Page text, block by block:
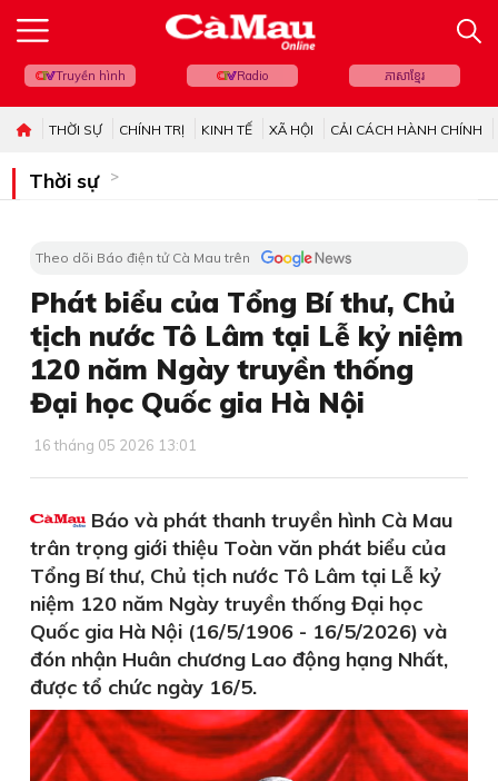
Truyền hình Radio ភាសាខ្មែរ
THỜI SỰ CHÍNH TRỊ KINH TẾ XÃ HỘI CẢI CÁCH HÀNH CHÍNH
Thời sự
Theo dõi Báo điện tử Cà Mau trên
Phát biểu của Tổng Bí thư, Chủ
tịch nước Tô Lâm tại Lễ kỷ niệm
120 năm Ngày truyền thống
Đại học Quốc gia Hà Nội
16 tháng 05 2026 13:01
Báo và phát thanh truyền hình Cà Mau
trân trọng giới thiệu Toàn văn phát biểu của
Tổng Bí thư, Chủ tịch nước Tô Lâm tại Lễ kỷ
niệm 120 năm Ngày truyền thống Đại học
Quốc gia Hà Nội (16/5/1906 - 16/5/2026) và
đón nhận Huân chương Lao động hạng Nhất,
được tổ chức ngày 16/5.